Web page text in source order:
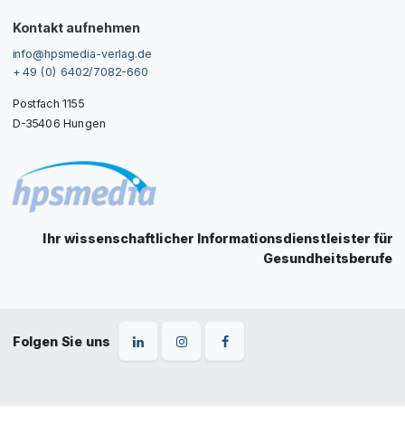
Kontakt aufnehmen
info@hpsmedia-verlag.de
+ 49 (0) 6402/7082-660
Postfach 1155
D-35406 Hungen
Ihr wissenschaftlicher Informationsdienstleister für
Gesundheitsberufe
Folgen Sie uns